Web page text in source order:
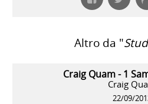
Altro da "
Craig Quam - 1
Craig
22/09/